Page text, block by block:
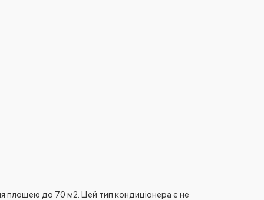
площею до 70 м2. Цей тип кондиціонера є не